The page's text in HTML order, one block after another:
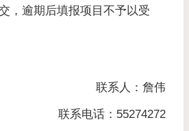
，逾期后填报项目不予以受
联系人：詹伟
联系电话： 55274272